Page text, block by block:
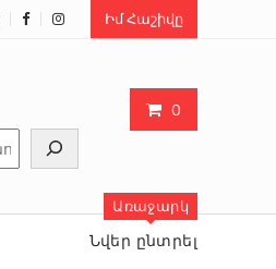
Իմ Հաշիվը
0
Առաջարկ
Նվեր ընտրել